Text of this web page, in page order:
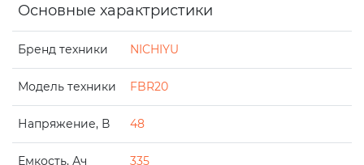
Основные характристики
Бренд техники NICHIYU
Модель техники FBR20
Напряжение, В 48
Емкость, Ач 335